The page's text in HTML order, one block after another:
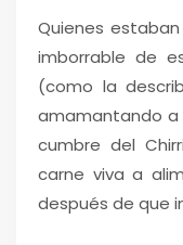
Quienes
imborrable de
(como la
amamantando a
cumbre del
carne viva a
después de que